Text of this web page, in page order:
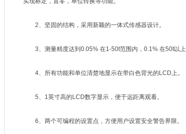
2、坚固的结构，采用新颖的一体式传感器设计。
3、测量精度达到0.05% 在1-50t范围内，0.1% 在50t以上
4、所有功能和单位清楚地显示在带白色背光的LCD上。
5、1英寸高的LCD数字显示，便于远距离观看。
6、两个可编程的设置点，方便用户设置安全警告界限。